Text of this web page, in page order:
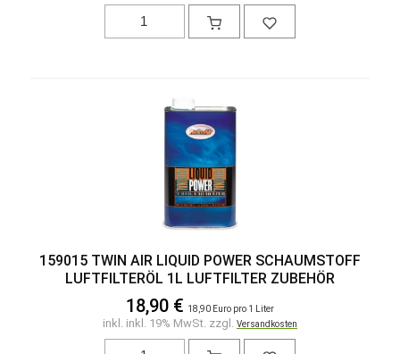
159015 TWIN AIR LIQUID POWER SCHAUMSTOFF
LUFTFILTERÖL 1L LUFTFILTER ZUBEHÖR
18,90 € 18,90 Euro pro 1 Liter
inkl. inkl. 19% MwSt. zzgl. Versandkosten